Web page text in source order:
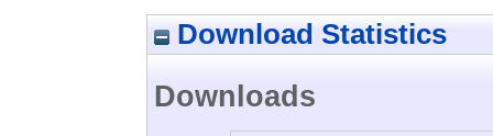
Download Statistics
Downloads